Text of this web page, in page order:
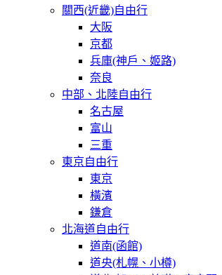
關西(近畿)自由行
大阪
京都
兵庫(神戶、姬路)
奈良
中部、北陸自由行
名古屋
富山
三重
東京自由行
東京
橫濱
鎌倉
北海道自由行
道南(函館)
道央(札幌、小樽)